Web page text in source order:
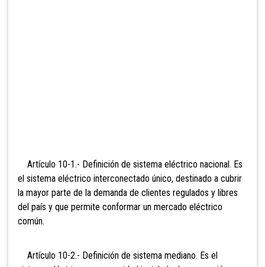
Artículo 10-1.- Definición de sistema eléctrico nacional. Es
el sistema eléctrico interconectado único, destinado a cubrir
la mayor parte de la demanda de clientes regulados y libres
del país y que permite conformar un mercado eléctrico
común.
Artículo 10-2.- Definición de sistema mediano. Es el